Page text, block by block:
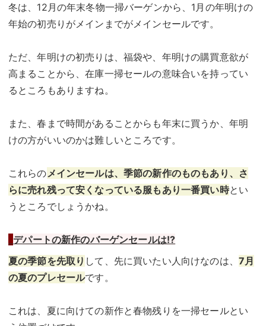
冬は、12月の年末冬物一掃バーゲンから、1月の年明けの
年始の初売りがメインまでがメインセールです。
ただ、年明けの初売りは、福袋や、年明けの購買意欲が
高まることから、在庫一掃セールの意味合いを持ってい
るところもありますね。
また、春まで時間があることからも年末に買うか、年明
けの方がいいのかは難しいところです。
これらの メインセールは、季節の新作のものもあり、さ
らに売れ残って安くなっている服もあり一番買い時とい
うところでしょうかね。
デパートの新作のバーゲンセールは!?
夏の季節を先取り して、先に買いたい人向けなのは、 7月
の夏のプレセールです。
これは、夏に向けての新作と春物残りを一掃セールとい